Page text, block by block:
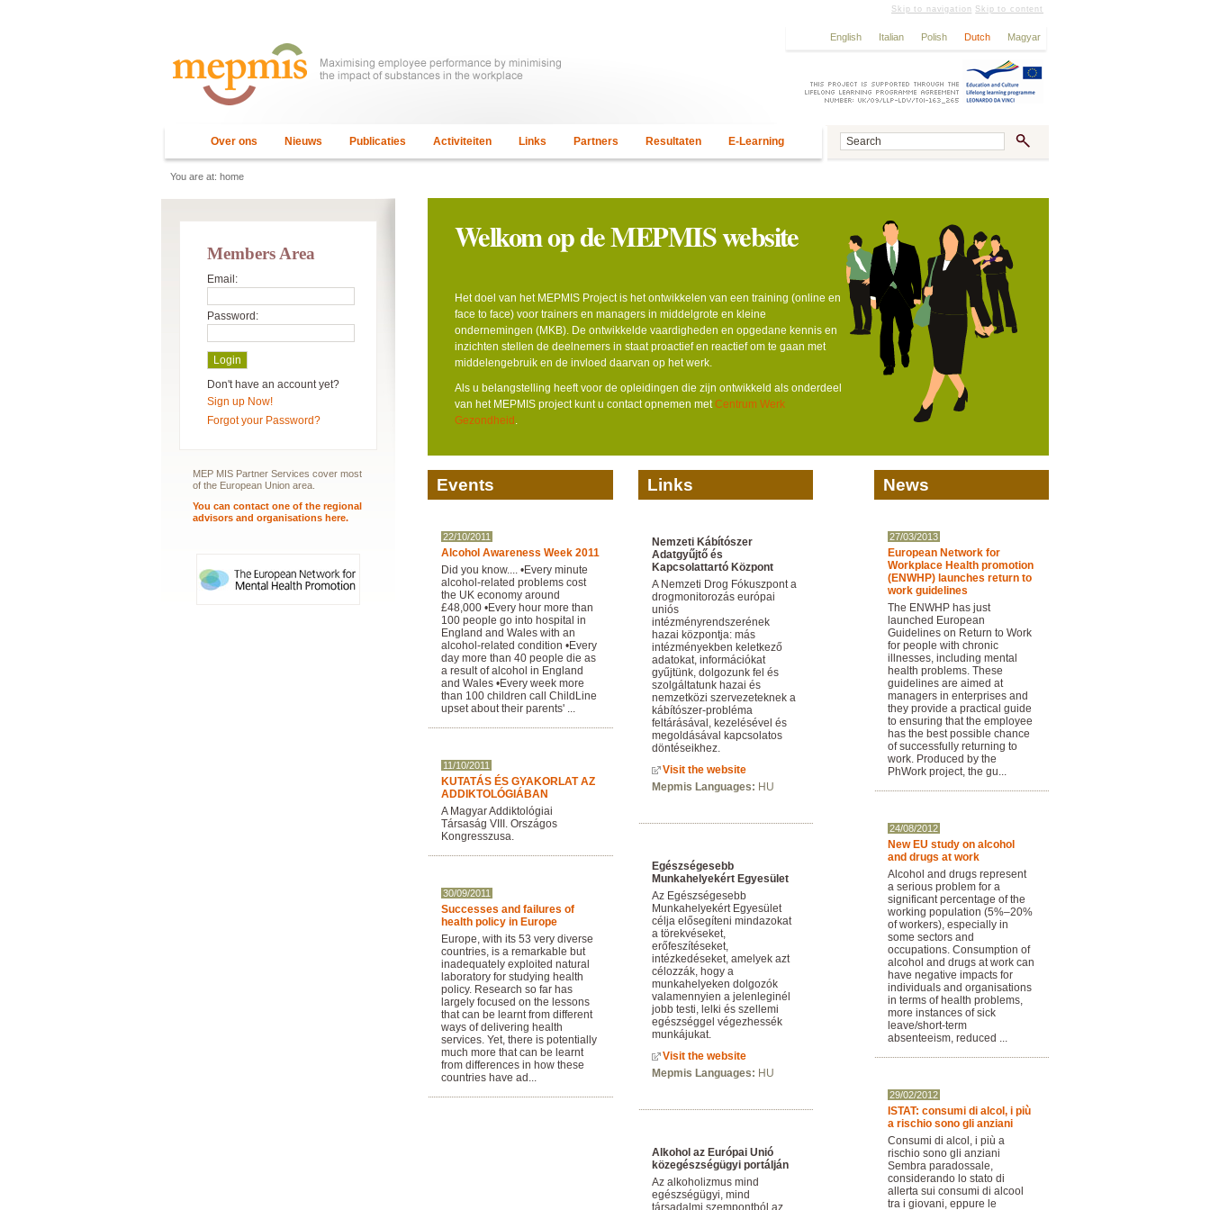
Skip to navigation Skip to content
English Italian Polish Dutch Magyar
Over ons Nieuws Publicaties Activiteiten Links Partners Resultaten E-Learning
You are at: home
Welkom op de MEPMIS website
Het doel van het MEPMIS Project is het ontwikkelen van een training (online en
face to face) voor trainers en managers in middelgrote en kleine
ondernemingen (MKB). De ontwikkelde vaardigheden en opgedane kennis en
inzichten stellen de deelnemers in staat proactief en reactief om te gaan met
middelengebruik en de invloed daarvan op het werk.
Als u belangstelling heeft voor de opleidingen die zijn ontwikkeld als onderdeel
van het MEPMIS project kunt u contact opnemen metCentrum Werk
Gezondheid .
Events
22/10/2011
Alcohol Awareness Week 2011
Did you know.... •Every minute
alcohol-related problems cost
the UK economy around
£48,000 •Every hour more than
100 people go into hospital in
England and Wales with an
alcohol-related condition •Every
day more than 40 people die as
a result of alcohol in England
and Wales •Every week more
than 100 children call ChildLine
upset about their parents' ...
11/10/2011
KUTATÁS ÉS GYAKORLAT AZ
ADDIKTOLÓGIÁBAN
A Magyar Addiktológiai
Társaság VIII. Országos
Kongresszusa.
30/09/2011
Successes and failures of
health policy in Europe
Europe, with its 53 very diverse
countries, is a remarkable but
inadequately exploited natural
laboratory for studying health
policy. Research so far has
largely focused on the lessons
that can be learnt from different
ways of delivering health
services. Yet, there is potentially
much more that can be learnt
from differences in how these
countries have ad...
Links
Nemzeti Kábítószer
Adatgyűjtő és
Kapcsolattartó Központ
A Nemzeti Drog Fókuszpont a
drogmonitorozás európai
uniós
intézményrendszerének
hazai központja: más
intézményekben keletkező
adatokat, információkat
gyűjtünk, dolgozunk fel és
szolgáltatunk hazai és
nemzetközi szervezeteknek a
kábítószer-probléma
feltárásával, kezelésével és
megoldásával kapcsolatos
döntéseikhez.
Visit the website
Mepmis Languages: HU
Egészségesebb
Munkahelyekért Egyesület
Az Egészségesebb
Munkahelyekért Egyesület
célja elősegíteni mindazokat
a törekvéseket,
erőfeszítéseket,
intézkedéseket, amelyek azt
célozzák, hogy a
munkahelyeken dolgozók
valamennyien a jelenleginél
jobb testi, lelki és szellemi
egészséggel végezhessék
munkájukat.
Visit the website
Mepmis Languages: HU
Alkohol az Európai Unió
közegészségügyi portálján
Az alkoholizmus mind
egészségügyi, mind
társadalmi szempontból az
News
27/03/2013
European Network for
Workplace Health promotion
(ENWHP) launches return to
work guidelines
The ENWHP has just
launched European
Guidelines on Return to Work
for people with chronic
illnesses, including mental
health problems. These
guidelines are aimed at
managers in enterprises and
they provide a practical guide
to ensuring that the employee
has the best possible chance
of successfully returning to
work. Produced by the
PhWork project, the gu...
24/08/2012
New EU study on alcohol
and drugs at work
Alcohol and drugs represent
a serious problem for a
significant percentage of the
working population (5%–20%
of workers), especially in
some sectors and
occupations. Consumption of
alcohol and drugs at work can
have negative impacts for
individuals and organisations
in terms of health problems,
more instances of sick
leave/short-term
absenteeism, reduced ...
29/02/2012
ISTAT: consumi di alcol, i più
a rischio sono gli anziani
Consumi di alcol, i più a
rischio sono gli anziani
Sembra paradossale,
considerando lo stato di
allerta sui consumi di alcool
tra i giovani, eppure le
Members Area
Email:
Password:
Don't have an account yet?
Sign up Now!
Forgot your Password?
MEP MIS Partner Services cover most
of the European Union area.
You can contact one of the regional
advisors and organisations here.